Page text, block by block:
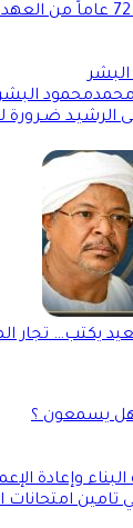
عزيزة المعراج تكتب… 72
محمدمحمود البشر
الرشيـد ضـرورة
يكتب… تجار
هل يسمعون ؟
وإعادة
امتحانات